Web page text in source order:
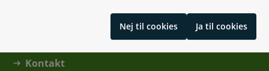
Nej til cookies Ja til cookies
Kontakt